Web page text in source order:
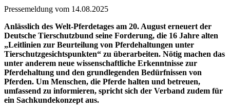
Pressemeldung vom 14.08.2025
Anlässlich des Welt-Pferdetages am 20. August erneuert der
Deutsche Tierschutzbund seine Forderung, die 16 Jahre alten
„Leitlinien zur Beurteilung von Pferdehaltungen unter
Tierschutzgesichtspunkten“ zu überarbeiten. Nötig machen das
unter anderem neue wissenschaftliche Erkenntnisse zur
Pferdehaltung und den grundlegenden Bedürfnissen von
Pferden. Um Menschen, die Pferde halten und betreuen,
umfassend zu informieren, spricht sich der Verband zudem für
ein Sachkundekonzept aus.